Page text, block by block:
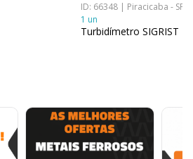
ID: 66348 | Piracicaba - SP
1 un
Turbidímetro SIGRIST